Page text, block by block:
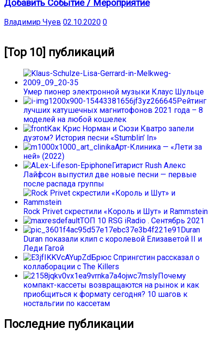
Добавить Событие / Мероприятие
Владимир Чуев 02.10.2020 0
[Top 10] публикаций
Умер пионер электронной музыки Клаус Шульце
Рейтинг
лучших катушечных магнитофонов 2021 года – 8
моделей на любой кошелек
Как Крис Норман и Сюзи Кватро запели
дуэтом? История песни «Stumblin’ In»
Арт-Клиника — «Лети за
ней» (2022)
Гитарист Rush Алекс
Лайфсон выпустил две новые песни — первые
после распада группы
Rock Privet скрестили «Король и Шут» и Rammstein
ТОП 10 RSG iRadio . Сентябрь 2021
Duran
Duran показали клип с королевой Елизаветой II и
Леди Гагой
Брюс Спрингстин рассказал о
коллаборации с The Killers
Почему
компакт-кассеты возвращаются на рынок и как
приобщиться к формату сегодня? 10 шагов к
ностальгии по кассетам
Последние публикации